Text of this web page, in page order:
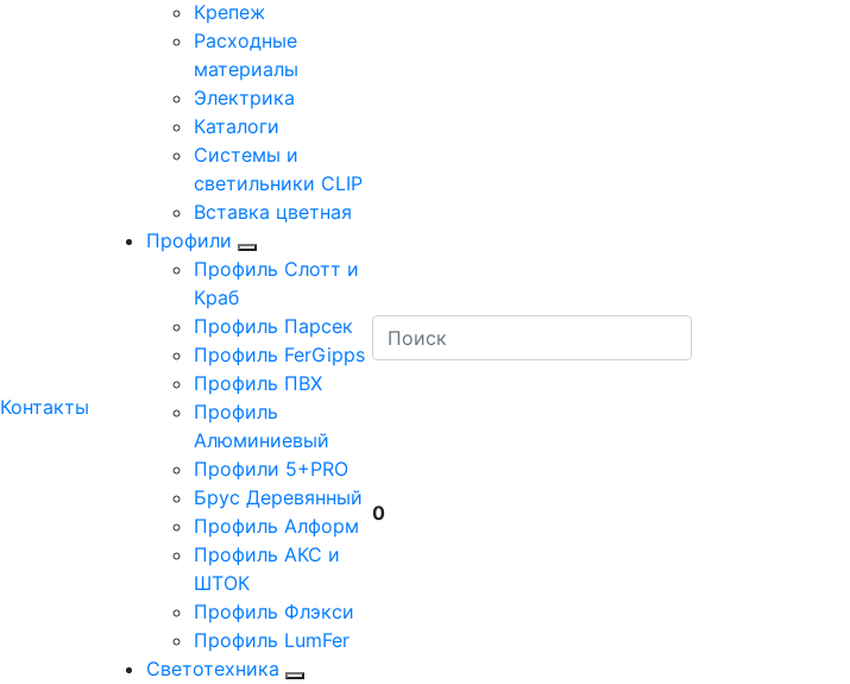
Контакты
Крепеж
Расходные
материалы
Электрика
Каталоги
Системы и
светильники CLIP
Вставка цветная
Профили
Профиль Слотт и
Краб
Профиль Парсек
Профиль FerGipps
Профиль ПВХ
Профиль
Алюминиевый
Профили 5+PRO
Брус Деревянный
Профиль Алформ
Профиль АКС и
ШТОК
Профиль Флэкси
Профиль LumFer
Светотехника
0